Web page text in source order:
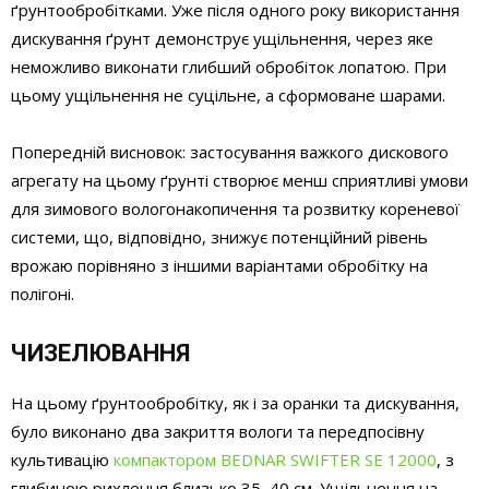
ґрунтообробітками. Уже після одного року використання
дискування ґрунт демонструє ущільнення, через яке
неможливо виконати глибший обробіток лопатою. При
цьому ущільнення не суцільне, а сформоване шарами.
Попередній висновок: застосування важкого дискового
агрегату на цьому ґрунті створює менш сприятливі умови
для зимового вологонакопичення та розвитку кореневої
системи, що, відповідно, знижує потенційний рівень
врожаю порівняно з іншими варіантами обробітку на
полігоні.
ЧИЗЕЛЮВАННЯ
На цьому ґрунтообробітку, як і за оранки та дискування,
було виконано два закриття вологи та передпосівну
культивацію компактором BEDNAR SWIFTER SE 12000, з